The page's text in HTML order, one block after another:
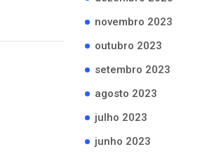
novembro 2023
outubro 2023
setembro 2023
agosto 2023
julho 2023
junho 2023